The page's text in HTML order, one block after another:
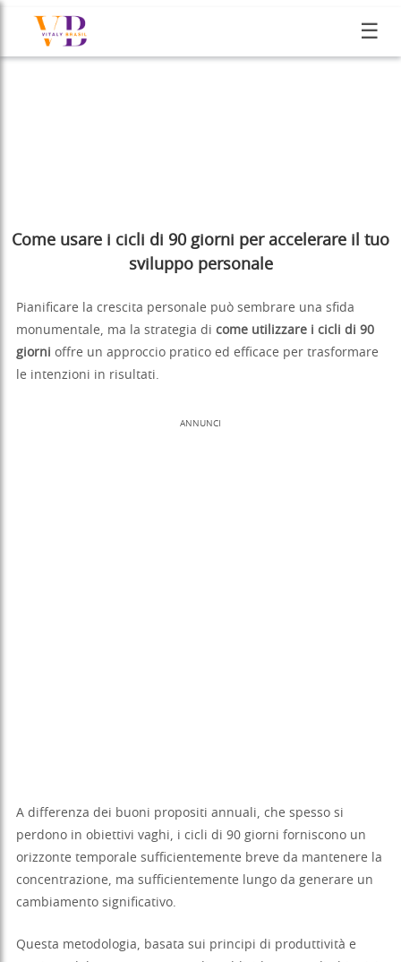
☰
Come usare i cicli di 90 giorni per accelerare il tuo
sviluppo personale
Pianificare la crescita personale può sembrare una sfida
monumentale, ma la strategia di come utilizzare i cicli di 90
giorni offre un approccio pratico ed efficace per trasformare
le intenzioni in risultati.
ANNUNCI
A differenza dei buoni propositi annuali, che spesso si
perdono in obiettivi vaghi, i cicli di 90 giorni forniscono un
orizzonte temporale sufficientemente breve da mantenere la
concentrazione, ma sufficientemente lungo da generare un
cambiamento significativo.
Questa metodologia, basata sui principi di produttività e